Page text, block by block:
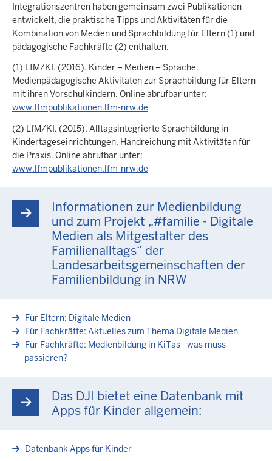
Integrationszentren haben gemeinsam zwei Publikationen
entwickelt, die praktische Tipps und Aktivitäten für die
Kombination von Medien und Sprachbildung für Eltern (1) und
pädagogische Fachkräfte (2) enthalten.
(1) LfM/KI. (2016). Kinder – Medien – Sprache.
Medienpädagogische Aktivitäten zur Sprachbildung für Eltern
mit ihren Vorschulkindern. Online abrufbar unter:
www.lfmpublikationen.lfm-nrw.de
(2) LfM/KI. (2015). Alltagsintegrierte Sprachbildung in
Kindertageseinrichtungen. Handreichung mit Aktivitäten für
die Praxis. Online abrufbar unter:
www.lfmpublikationen.lfm-nrw.de
Informationen zur Medienbildung
und zum Projekt „#familie - Digitale
Medien als Mitgestalter des
Familienalltags“ der
Landesarbeitsgemeinschaften der
Familienbildung in NRW
Für Eltern: Digitale Medien
Für Fachkräfte: Aktuelles zum Thema Digitale Medien
Für Fachkräfte: Medienbildung in KiTas - was muss
passieren?
Das DJI bietet eine Datenbank mit
Apps für Kinder allgemein:
Datenbank Apps für Kinder